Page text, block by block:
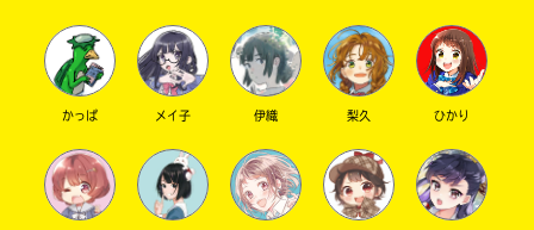
このマチのことを
もっと知りたい
キミに
かっぱ メイ子 伊織 梨久 ひかり